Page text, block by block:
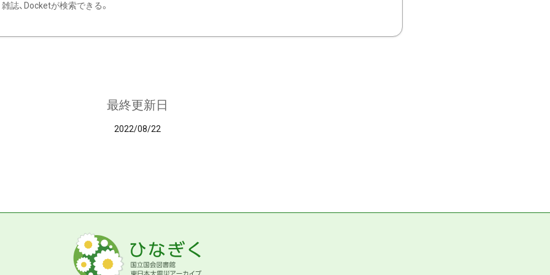
雑誌、Docketが検索できる。
最終更新日
2022/08/22